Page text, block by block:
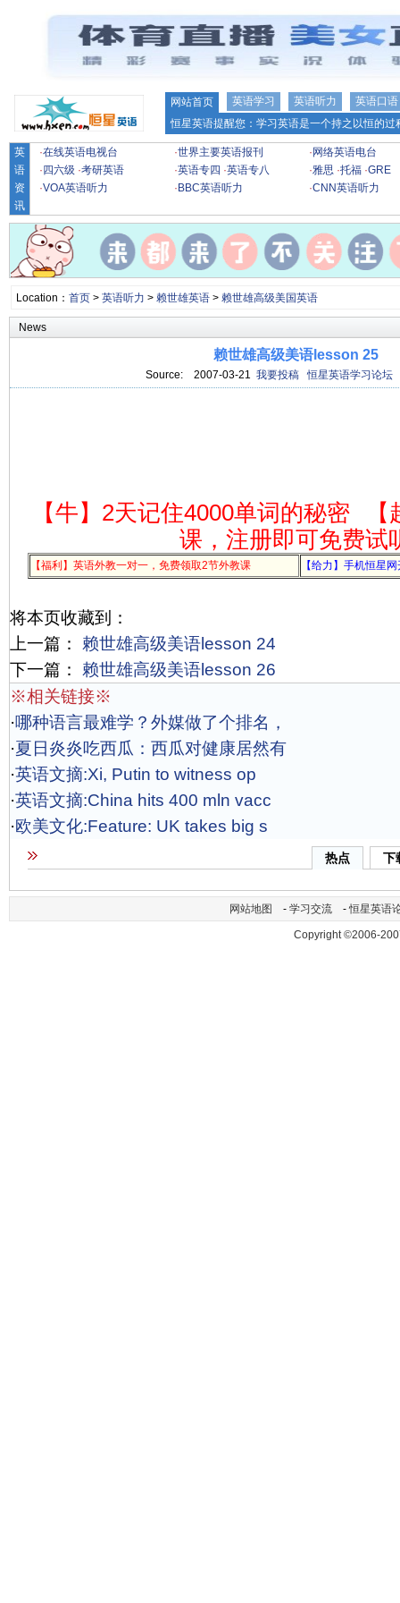
网站首页 英语学习 英语听力
英语口语
恒星英语提醒您：学习英语是一个持之以恒的
英
语
资
讯
·在线英语电视台 ·世界主要英语报刊 · 网络英语电台
· 四六级 ·考研英语 ·英语专四 ·英语专八 ·雅思 ·托福 ·GRE
·VOA英语听力 · BBC英语听力 ·CNN英语听力
Location： 首页> 英语听力 > 赖世雄英语> 赖世雄高级美国英语
News
赖世雄高级美语lesson 25
Source: 2007-03-21 我要投稿 恒星英语学习论坛
【牛】2天记住4000单词的秘密
课，注册即可免费试
【福利】英语外教一对一，免费领取2节外教课 【给力】手机恒星
将本页收藏到：
上一篇：
赖世雄高级美语lesson 24
下一篇：
赖世雄高级美语lesson 26
※相关链接※
·哪种语言最难学？外媒做了个排名，
·夏日炎炎吃西瓜：西瓜对健康居然有
·英语文摘:Xi, Putin to witness op
·英语文摘:China hits 400 mln vacc
·欧美文化:Feature: UK takes big s
热点 下
网站地图 - 学习交流 -恒星英语
Copyright ©2006-